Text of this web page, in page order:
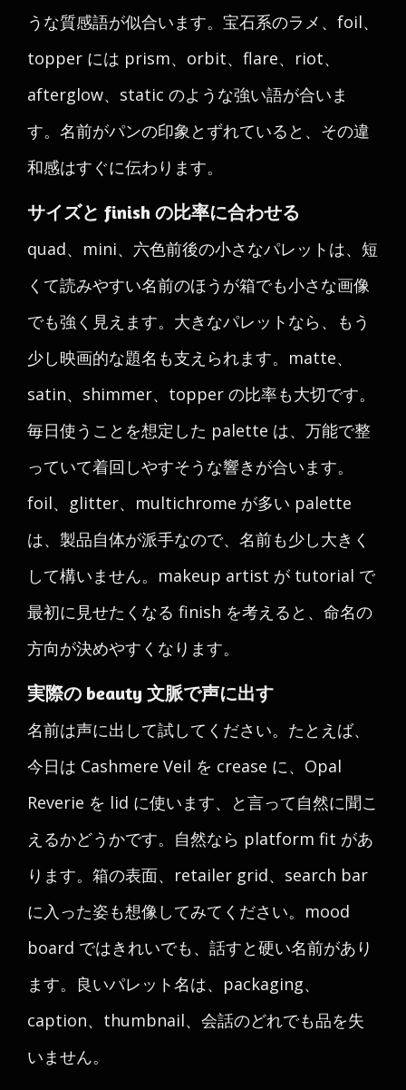
うな質感語が似合います。宝石系のラメ、foil、
topper には prism、orbit、flare、riot、
afterglow、static のような強い語が合いま
す。名前がパンの印象とずれていると、その違
和感はすぐに伝わります。
サイズと finish の比率に合わせる
quad、mini、六色前後の小さなパレットは、短
くて読みやすい名前のほうが箱でも小さな画像
でも強く見えます。大きなパレットなら、もう
少し映画的な題名も支えられます。matte、
satin、shimmer、topper の比率も大切です。
毎日使うことを想定した palette は、万能で整
っていて着回しやすそうな響きが合います。
foil、glitter、multichrome が多い palette
は、製品自体が派手なので、名前も少し大きく
して構いません。makeup artist が tutorial で
最初に見せたくなる finish を考えると、命名の
方向が決めやすくなります。
実際の beauty 文脈で声に出す
名前は声に出して試してください。たとえば、
今日は Cashmere Veil を crease に、Opal
Reverie を lid に使います、と言って自然に聞こ
えるかどうかです。自然なら platform fit があ
ります。箱の表面、retailer grid、search bar
に入った姿も想像してみてください。mood
board ではきれいでも、話すと硬い名前があり
ます。良いパレット名は、packaging、
caption、thumbnail、会話のどれでも品を失
いません。